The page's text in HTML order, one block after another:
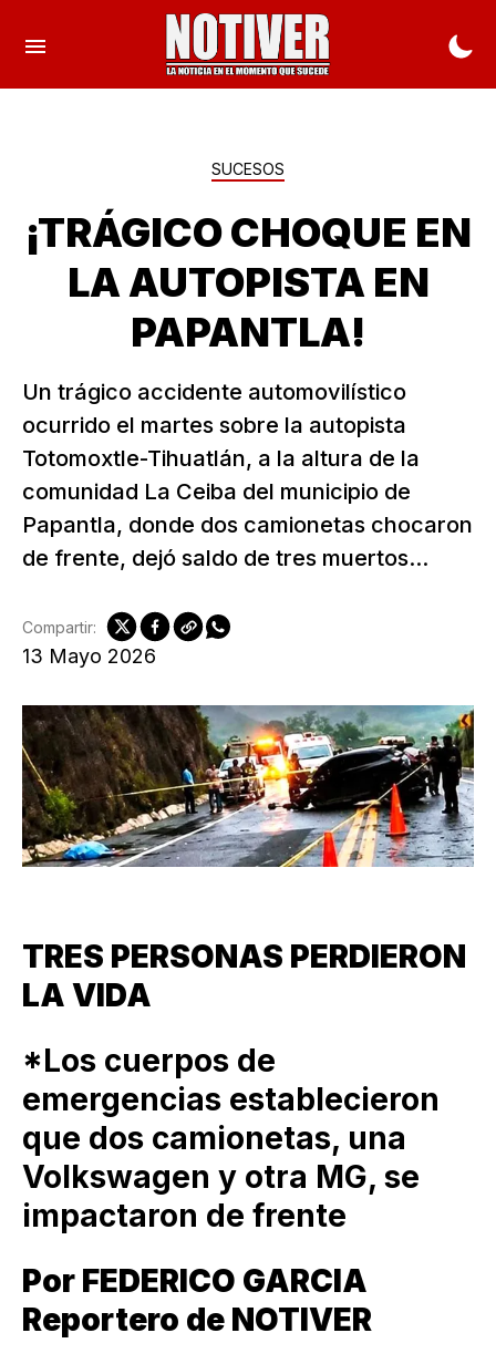
SUCESOS
¡TRÁGICO CHOQUE EN
LA AUTOPISTA EN
PAPANTLA!
Un trágico accidente automovilístico
ocurrido el martes sobre la autopista
Totomoxtle-Tihuatlán, a la altura de la
comunidad La Ceiba del municipio de
Papantla, donde dos camionetas chocaron
de frente, dejó saldo de tres muertos...
13 Mayo 2026
Compartir:
TRES PERSONAS PERDIERON
LA VIDA
*Los cuerpos de
emergencias establecieron
que dos camionetas, una
Volkswagen y otra MG, se
impactaron de frente
Por FEDERICO GARCIA
Reportero de NOTIVER